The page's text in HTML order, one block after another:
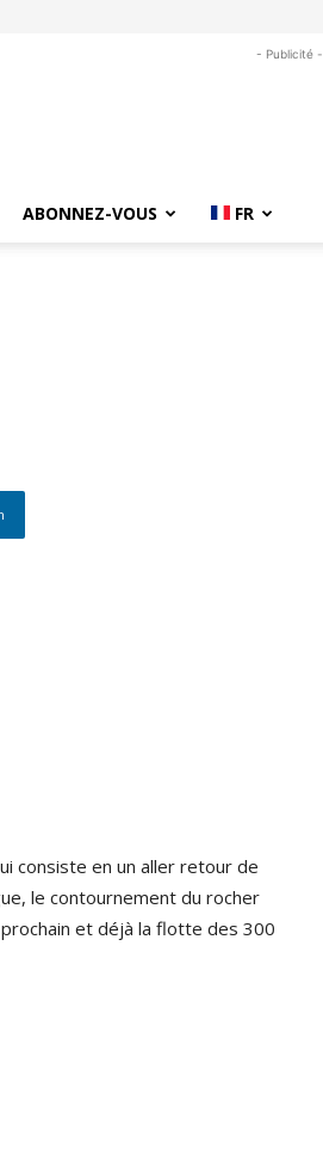
- Publicité -
ABONNEZ-VOUS FR
consiste en un aller retour de
le contournement du rocher
prochain et déjà la flotte des 300